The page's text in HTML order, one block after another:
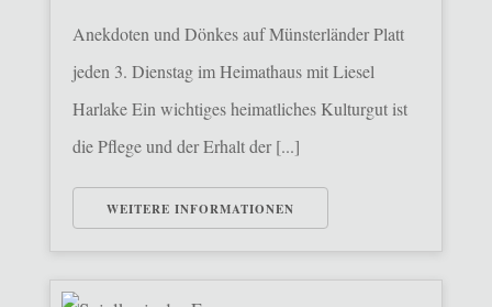
Anekdoten und Dönkes auf Münsterländer Platt
jeden 3. Dienstag im Heimathaus mit Liesel
Harlake Ein wichtiges heimatliches Kulturgut ist
die Pflege und der Erhalt der [...]
WEITERE INFORMATIONEN